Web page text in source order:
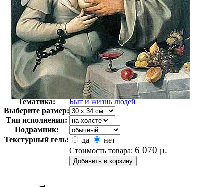
Автор:
Корнелиссен Корнелис
Арт-стиль
Голландская живопись
Тематика:
Быт и жизнь людей
Выберите размер:
Тип исполнения:
Подрамник:
Текстурный гель:
да
нет
Стоимость товара: 6 070 р.